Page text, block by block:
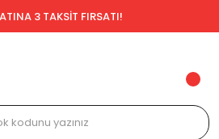
3 TAKSİT FIRSATI!